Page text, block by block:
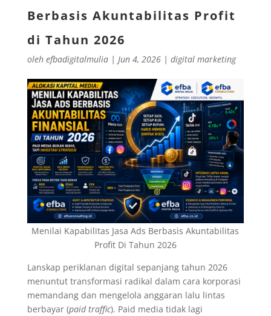
Berbasis Akuntabilitas Profit
di Tahun 2026
oleh efbadigitalmulia| Jun 4, 2026| digital marketing
Menilai Kapabilitas Jasa Ads Berbasis Akuntabilitas
Profit Di Tahun 2026
Lanskap periklanan digital sepanjang tahun 2026
menuntut transformasi radikal dalam cara korporasi
memandang dan mengelola anggaran lalu lintas
berbayar (paid traffic). Paid media tidak lagi